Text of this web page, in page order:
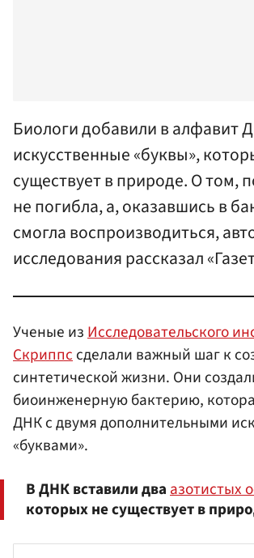
Биологи добавили в алфавит
искусственные «буквы»,
существует в природе. О том,
не погибла, а, оказавшись в
смогла воспроизводиться,
исследования рассказал
Ученые из Исследовательского
Скриппс сделали важный шаг к
синтетической жизни. Они
биоинженерную бактерию,
ДНК с двумя дополнительными
«буквами».
В ДНК вставили дваазотистых
которых не существует в